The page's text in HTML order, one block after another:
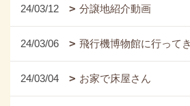
24/03/12 分譲地紹介動画
24/03/06 飛行機博物館に行って
24/03/04 お家で床屋さん